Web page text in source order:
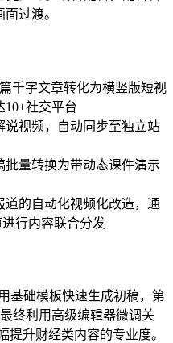
过渡。
千字文章转化为横竖版短视
10+社交平台
说视频，自动同步至独立站
批量转换为带动态课件演示
道的自动化视频化改造，通
行内容联合分发
基础模板快速生成初稿，第
终利用高级编辑器微调关
提升财经类内容的专业度。